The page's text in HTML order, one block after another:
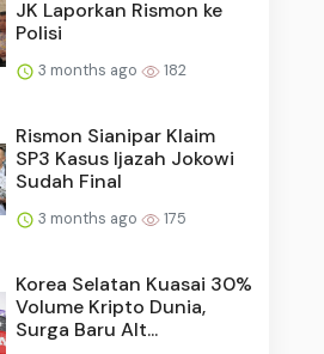
JK Laporkan Rismon ke
Polisi
3 months ago 182
Rismon Sianipar Klaim
SP3 Kasus Ijazah Jokowi
Sudah Final
3 months ago 175
Korea Selatan Kuasai 30%
Volume Kripto Dunia,
Surga Baru Alt...